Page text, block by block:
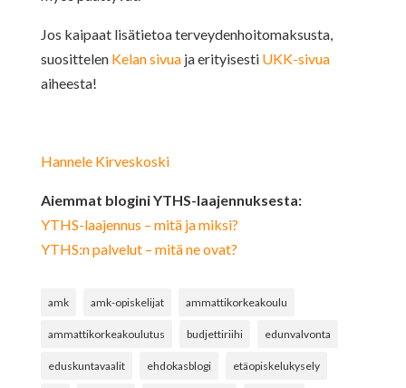
Jos kaipaat lisätietoa terveydenhoitomaksusta,
suosittelen Kelan sivuaja erityisesti UKK-sivua
aiheesta!
Hannele Kirveskoski
Aiemmat blogini YTHS-laajennuksesta:
YTHS-laajennus – mitä ja miksi?
YTHS:n palvelut – mitä ne ovat?
amk amk-opiskelijat ammattikorkeakoulu
ammattikorkeakoulutus budjettiriihi edunvalvonta
eduskuntavaalit ehdokasblogi etäopiskelukysely